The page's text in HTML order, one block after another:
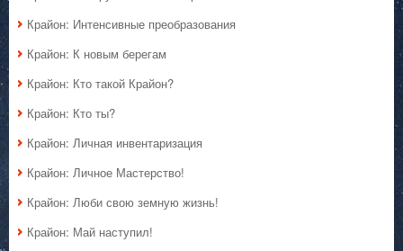
Крайон: Интенсивные преобразования
Крайон: К новым берегам
Крайон: Кто такой Крайон?
Крайон: Кто ты?
Крайон: Личная инвентаризация
Крайон: Личное Мастерство!
Крайон: Люби свою земную жизнь!
Крайон: Май наступил!